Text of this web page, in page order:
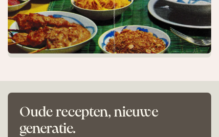
Oude recepten, nieuwe
generatie.